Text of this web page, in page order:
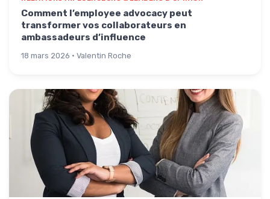
Comment l’employee advocacy peut
transformer vos collaborateurs en
ambassadeurs d’influence
18 mars 2026 · Valentin Roche